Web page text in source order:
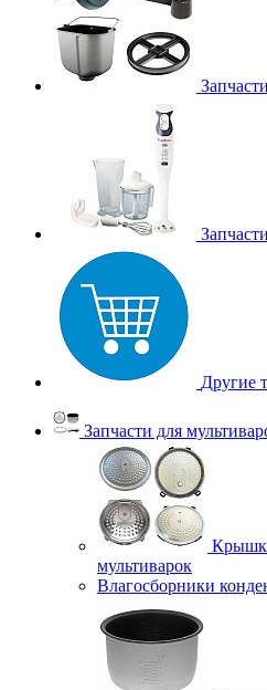
Другие
Запчасти для
мультиварок
Влагосборники